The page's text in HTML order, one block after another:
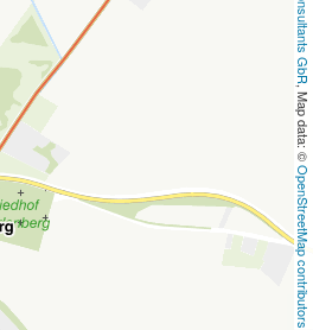
, Map data: ©
OpenStreetMap contributors